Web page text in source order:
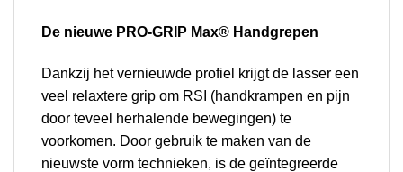
De nieuwe PRO-GRIP Max® Handgrepen
Dankzij het vernieuwde profiel krijgt de lasser een
veel relaxtere grip om RSI (handkrampen en pijn
door teveel herhalende bewegingen) te
voorkomen. Door gebruik te maken van de
nieuwste vorm technieken, is de geïntegreerde